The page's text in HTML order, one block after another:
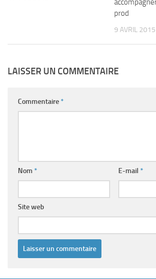
prod
9 AVRIL 2015
LAISSER UN COMMENTAIRE
Commentaire*
Nom * E-mail *
Site web